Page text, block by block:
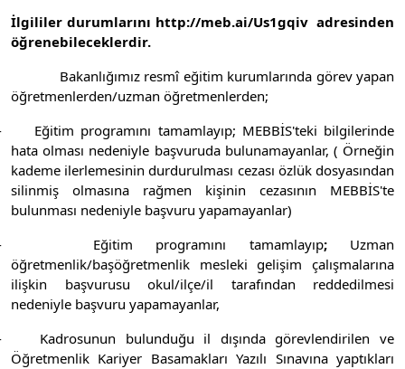
İlgililer durumlarını http://meb.ai/Us1gqiv adresinden
öğrenebileceklerdir.
Bakanlığımız resmî eğitim kurumlarında görev yapan
öğretmenlerden/uzman öğretmenlerden;
Eğitim programını tamamlayıp; MEBBİS'teki bilgilerinde
hata olması nedeniyle başvuruda bulunamayanlar, ( Örneğin
kademe ilerlemesinin durdurulması cezası özlük dosyasından
silinmiş olmasına rağmen kişinin cezasının MEBBİS'te
bulunması nedeniyle başvuru yapamayanlar)
Eğitim programını tamamlayıp; Uzman
öğretmenlik/başöğretmenlik mesleki gelişim çalışmalarına
ilişkin başvurusu okul/ilçe/il tarafından reddedilmesi
nedeniyle başvuru yapamayanlar,
Kadrosunun bulunduğu il dışında görevlendirilen ve
Öğretmenlik Kariyer Basamakları Yazılı Sınavına yaptıkları